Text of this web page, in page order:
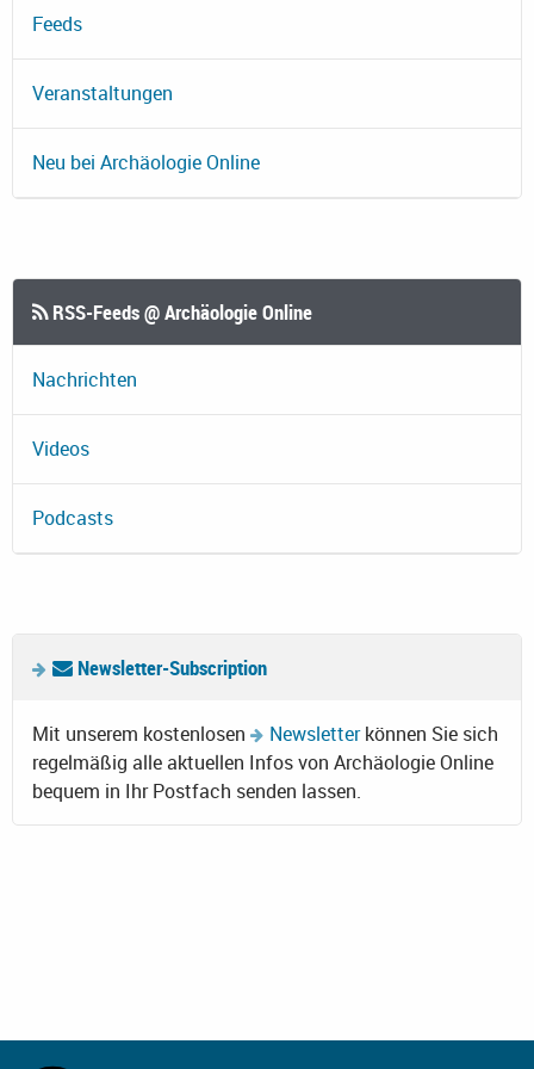
Feeds
Veranstaltungen
Neu bei Archäologie Online
RSS-Feeds @ Archäologie Online
Nachrichten
Videos
Podcasts
Newsletter-Subscription
Mit unserem kostenlosen Newsletterkönnen Sie sich
regelmäßig alle aktuellen Infos von Archäologie Online
bequem in Ihr Postfach senden lassen.